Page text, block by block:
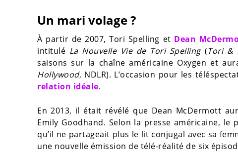
Un mari volage ?
À partir de 2007, Tori Spelling et Dean
intitulé La Nouvelle Vie de Tori Spelling(Tori &
saisons sur la chaîne américaine Oxygen et
Hollywood, NDLR). L’occasion pour les
relation idéale.
En 2013, il était révélé que Dean McDermott
Emily Goodhand. Selon la presse américaine,
qu’il ne partageait plus le lit conjugal avec sa
une nouvelle émission de télé-réalité de six